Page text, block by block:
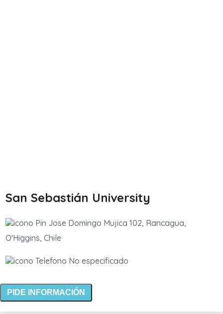
San Sebastián University
Jose Domingo Mujica 102, Rancagua,
O'Higgins, Chile
No especificado
PIDE INFORMACIÓN